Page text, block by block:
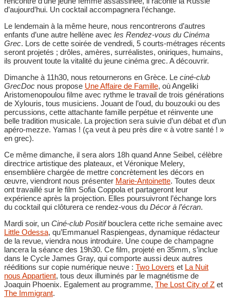
d’aujourd’hui. Un cocktail accompagnera l’échange.
Le lendemain à la même heure, nous rencontrerons d’autres
enfants d’une autre hellène avec les Rendez-vous du Cinéma
Grec. Lors de cette soirée de vendredi, 5 courts-métrages récents
seront projetés ; drôles, amères, surréalistes, oniriques, humains,
ils prouvent toute la vitalité du jeune cinéma grec. A découvrir.
Dimanche à 11h30, nous retournerons en Grèce. Le ciné-club
GrecDoc nous propose Une Affaire de Famille, où Angeliki
Aristomenopoulou filme avec rythme le travail de trois générations
de Xylouris, tous musiciens. Jouant de l’oud, du bouzouki ou des
percussions, cette attachante famille perpétue et réinvente une
belle tradition musicale. La projection sera suivie d’un débat et d’un
apéro-mezze. Yamas ! (ça veut à peu près dire « à votre santé ! »
en grec).
Ce même dimanche, il sera alors 18h quand Anne Seibel, célèbre
directrice artistique des plateaux, et Véronique Melery,
ensemblière chargée de mettre concrètement les décors en
œuvre, viendront nous présenter Marie-Antoinette. Toutes deux
ont travaillé sur le film Sofia Coppola et partageront leur
expérience après la projection. Elles poursuivront l’échange lors
du cocktail qui clôturera ce rendez-vous du Décor à l’écran.
Mardi soir, un Ciné-club Positifbouclera cette riche semaine avec
Little Odessa, qu’Emmanuel Raspiengeas, dynamique rédacteur
de la revue, viendra nous introduire. Une coupe de champagne
lancera la séance des 19h30. Ce film, projeté en 35mm, s’inclue
dans le Cycle James Gray, qui comporte aussi deux autres
rééditions sur copie numérique neuve : Two Lovers et La Nuit
nous Appartient, tous deux illuminés par le magnétisme de
Joaquin Phoenix. Egalement au programme, The Lost City of Z et
The Immigrant.